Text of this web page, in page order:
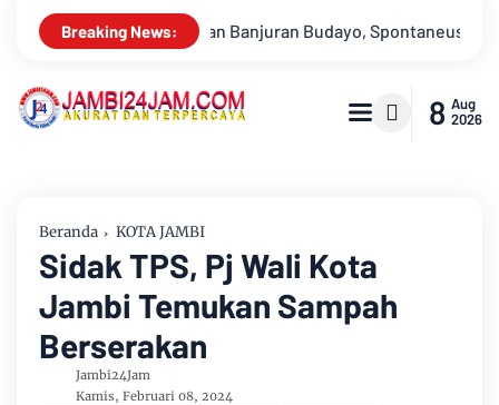
Breaking News:
Band Raih Juara 2 Drs Sabar Siagian, Dari Jurnalis
8 Aug
2026
Beranda KOTA JAMBI
Sidak TPS, Pj Wali Kota
Jambi Temukan Sampah
Berserakan
Jambi24Jam
Kamis, Februari 08, 2024